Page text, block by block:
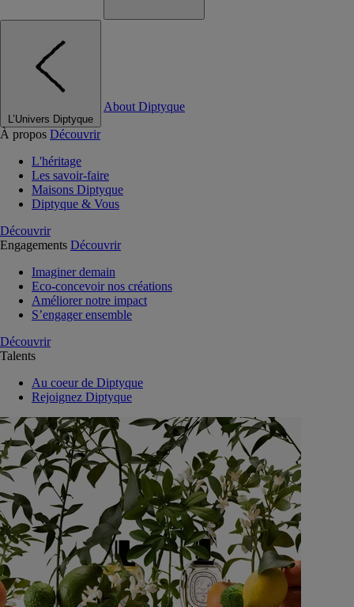
L’Univers Diptyque
About Diptyque
À propos Découvrir
L'héritage
Les savoir-faire
Maisons Diptyque
Diptyque & Vous
Découvrir
Engagements Découvrir
Imaginer demain
Eco-concevoir nos créations
Améliorer notre impact
S’engager ensemble
Découvrir
Talents
Au coeur de Diptyque
Rejoignez Diptyque